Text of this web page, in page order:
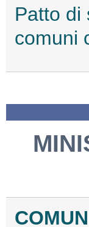
Patto di
comuni